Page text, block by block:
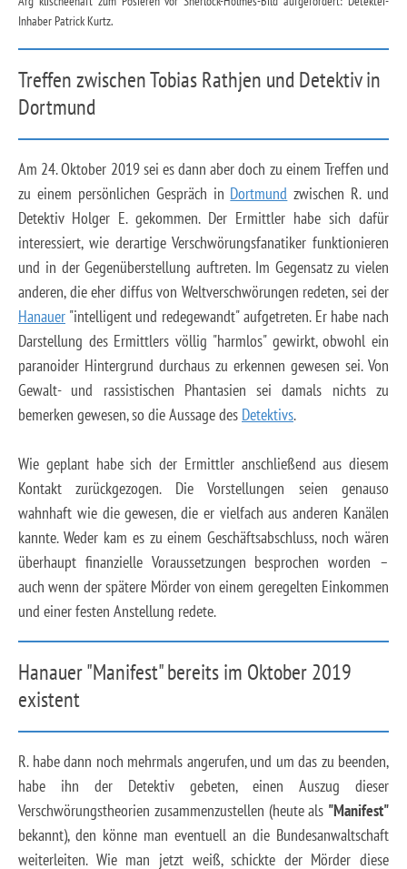
Inhaber Patrick Kurtz.
Treffen zwischen Tobias Rathjen und Detektiv in
Dortmund
Am 24. Oktober 2019 sei es dann aber doch zu einem Treffen und
zu einem persönlichen Gespräch in Dortmund zwischen R. und
Detektiv Holger E. gekommen. Der Ermittler habe sich dafür
interessiert, wie derartige Verschwörungsfanatiker funktionieren
und in der Gegenüberstellung auftreten. Im Gegensatz zu vielen
anderen, die eher diffus von Weltverschwörungen redeten, sei der
Hanauer "intelligent und redegewandt" aufgetreten. Er habe nach
Darstellung des Ermittlers völlig "harmlos" gewirkt, obwohl ein
paranoider Hintergrund durchaus zu erkennen gewesen sei. Von
Gewalt- und rassistischen Phantasien sei damals nichts zu
bemerken gewesen, so die Aussage des Detektivs.
Wie geplant habe sich der Ermittler anschließend aus diesem
Kontakt zurückgezogen. Die Vorstellungen seien genauso
wahnhaft wie die gewesen, die er vielfach aus anderen Kanälen
kannte. Weder kam es zu einem Geschäftsabschluss, noch wären
überhaupt finanzielle Voraussetzungen besprochen worden –
auch wenn der spätere Mörder von einem geregelten Einkommen
und einer festen Anstellung redete.
Hanauer "Manifest" bereits im Oktober 2019
existent
R. habe dann noch mehrmals angerufen, und um das zu beenden,
habe ihn der Detektiv gebeten, einen Auszug dieser
Verschwörungstheorien zusammenzustellen (heute als "Manifest"
bekannt), den könne man eventuell an die Bundesanwaltschaft
weiterleiten. Wie man jetzt weiß, schickte der Mörder diese